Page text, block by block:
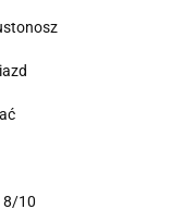
8/10